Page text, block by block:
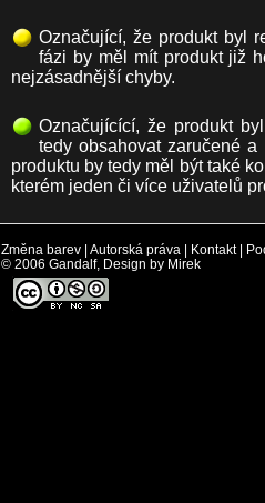
Označující, že produkt byl
fázi by měl mít produkt již
nejzásadnější chyby.
Označujícící, že produkt
tedy obsahovat zaručené
produktu by tedy měl být také
kterém jeden či více uživatelů
Změna barev Autorská práva Kontakt|
© 2006 Gandalf, Design by Mirek